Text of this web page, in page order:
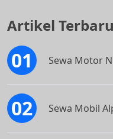
Artikel Terbaru
Sewa Motor
Sewa Mobil